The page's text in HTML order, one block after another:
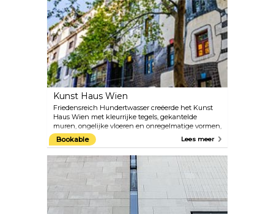
onveranderd is bewaard en beoefend. Tijdens de
galashows kunnen bezoekers genieten van unieke
presentaties van de Lipizzaner-paarden in de
mooiste rijhal ter wereld. De ochtendsessie biedt
inzicht in de jarenlange training die de renners en
hun Lipizzaners doorlopen.
Kunst Haus Wien
Friedensreich Hundertwasser creëerde het Kunst
Haus Wien met kleurrijke tegels, gekantelde
muren, ongelijke vloeren en onregelmatige vormen,
vaak begroeid met ongebreideld groen. Zo gaf de
kunstenaar niet alleen een nieuwe impuls aan de
architectuur van Wenen, maar richtte hij ook een
expositiecentrum op waar de werken van
Hundertwasser en wisselende tentoonstellingen
van spannende hedendaagse kunst te zien zijn. Op
de begane grond bevinden zich ook een café en
een winkel.
Bookable Lees meer